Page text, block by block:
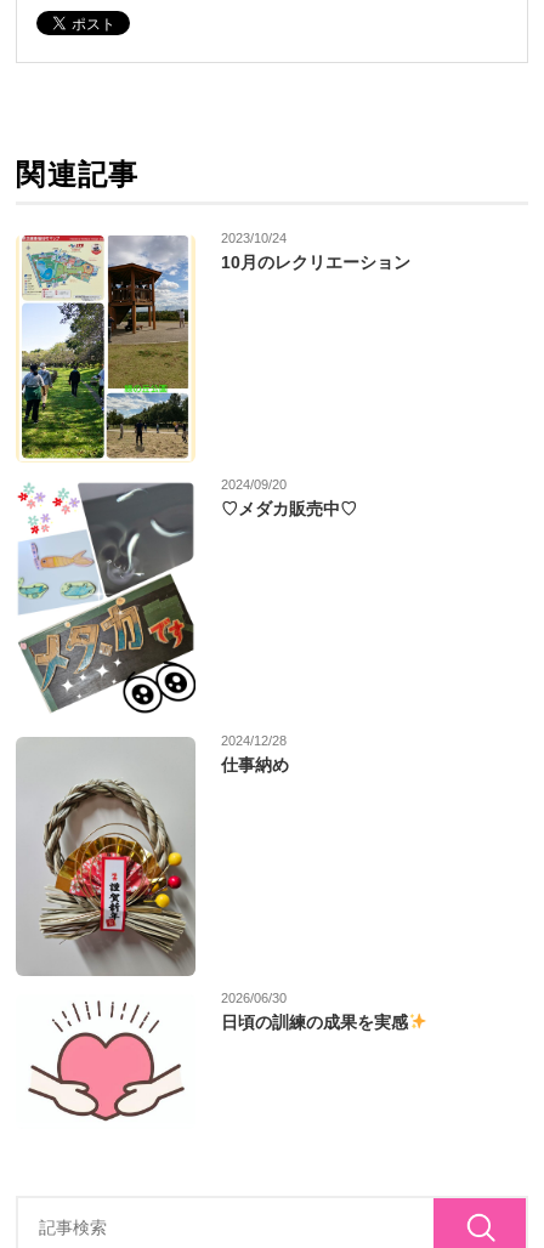
関連記事
2023/10/24
10月のレクリエーション
2024/09/20
♡メダカ販売中♡
2024/12/28
仕事納め
2026/06/30
日頃の訓練の成果を実感